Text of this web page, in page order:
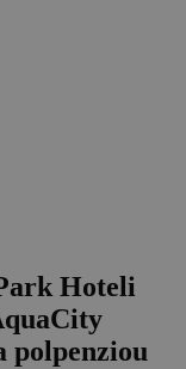
Hoteli
polpenziou